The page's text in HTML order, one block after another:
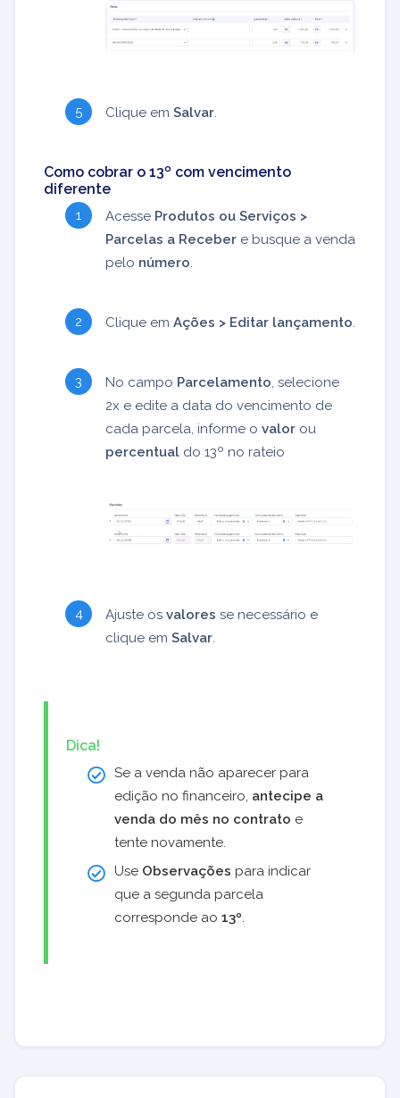
Clique em Salvar.
Como cobrar o 13º com vencimento
diferente
Acesse Produtos ou Serviços >
Parcelas a Receber e busque a venda
pelo número.
Clique em Ações > Editar lançamento.
No campo Parcelamento, selecione
2x e edite a data do vencimento de
cada parcela, informe o valor ou
percentual do 13º no rateio
Ajuste os valores se necessário e
clique em Salvar.
Dica!
Se a venda não aparecer para
edição no financeiro, antecipe a
venda do mês no contrato e
tente novamente.
Use Observações para indicar
que a segunda parcela
corresponde ao 13º.